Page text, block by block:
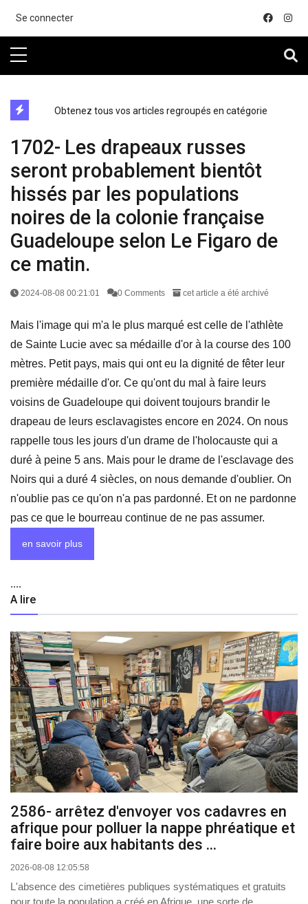
Se connecter
Obtenez tous vos articles regroupés en catégorie
1702- Les drapeaux russes
seront probablement bientôt
hissés par les populations
noires de la colonie française
Guadeloupe selon Le Figaro de
ce matin.
2024-08-08 00:21:01 0 Comments cet article a été archivé
Mais l'image qui m'a le plus marqué est celle de l'athlète
de Sainte Lucie avec sa médaille d'or à la course des 100
mètres. Petit pays, mais qui ont eu la dignité de fêter leur
première médaille d'or. Ce qu'ont du mal à faire leurs
voisins de Guadeloupe qui doivent toujours brandir le
drapeau de leurs esclavagistes encore en 2024. On nous
rappelle tous les jours d'un drame de l'holocauste qui a
duré à peine 5 ans. Mais pour le drame de l'esclavage des
Noirs qui a duré 4 siècles, on nous demande d'oublier. On
n'oublie pas ce qu'on n'a pas pardonné. Et on ne pardonne
pas ce que le bourreau continue de ne pas assumer.
en savoir plus
....
A lire
2586- arrêtez d'envoyer vos cadavres en
afrique pour polluer la nappe phréatique et
faire boire aux habitants des ...
2026-08-08 12:05:58
L'absence des cimetières publiques systématiques et gratuits